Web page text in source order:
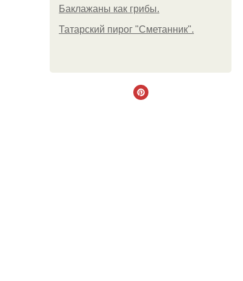
Баклажаны как грибы.
Татарский пирог "Сметанник".